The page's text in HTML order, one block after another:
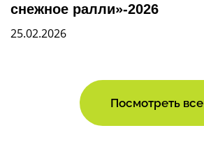
снежное ралли»-2026
25.02.2026
Посмотреть все